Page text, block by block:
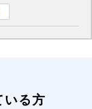
いる方